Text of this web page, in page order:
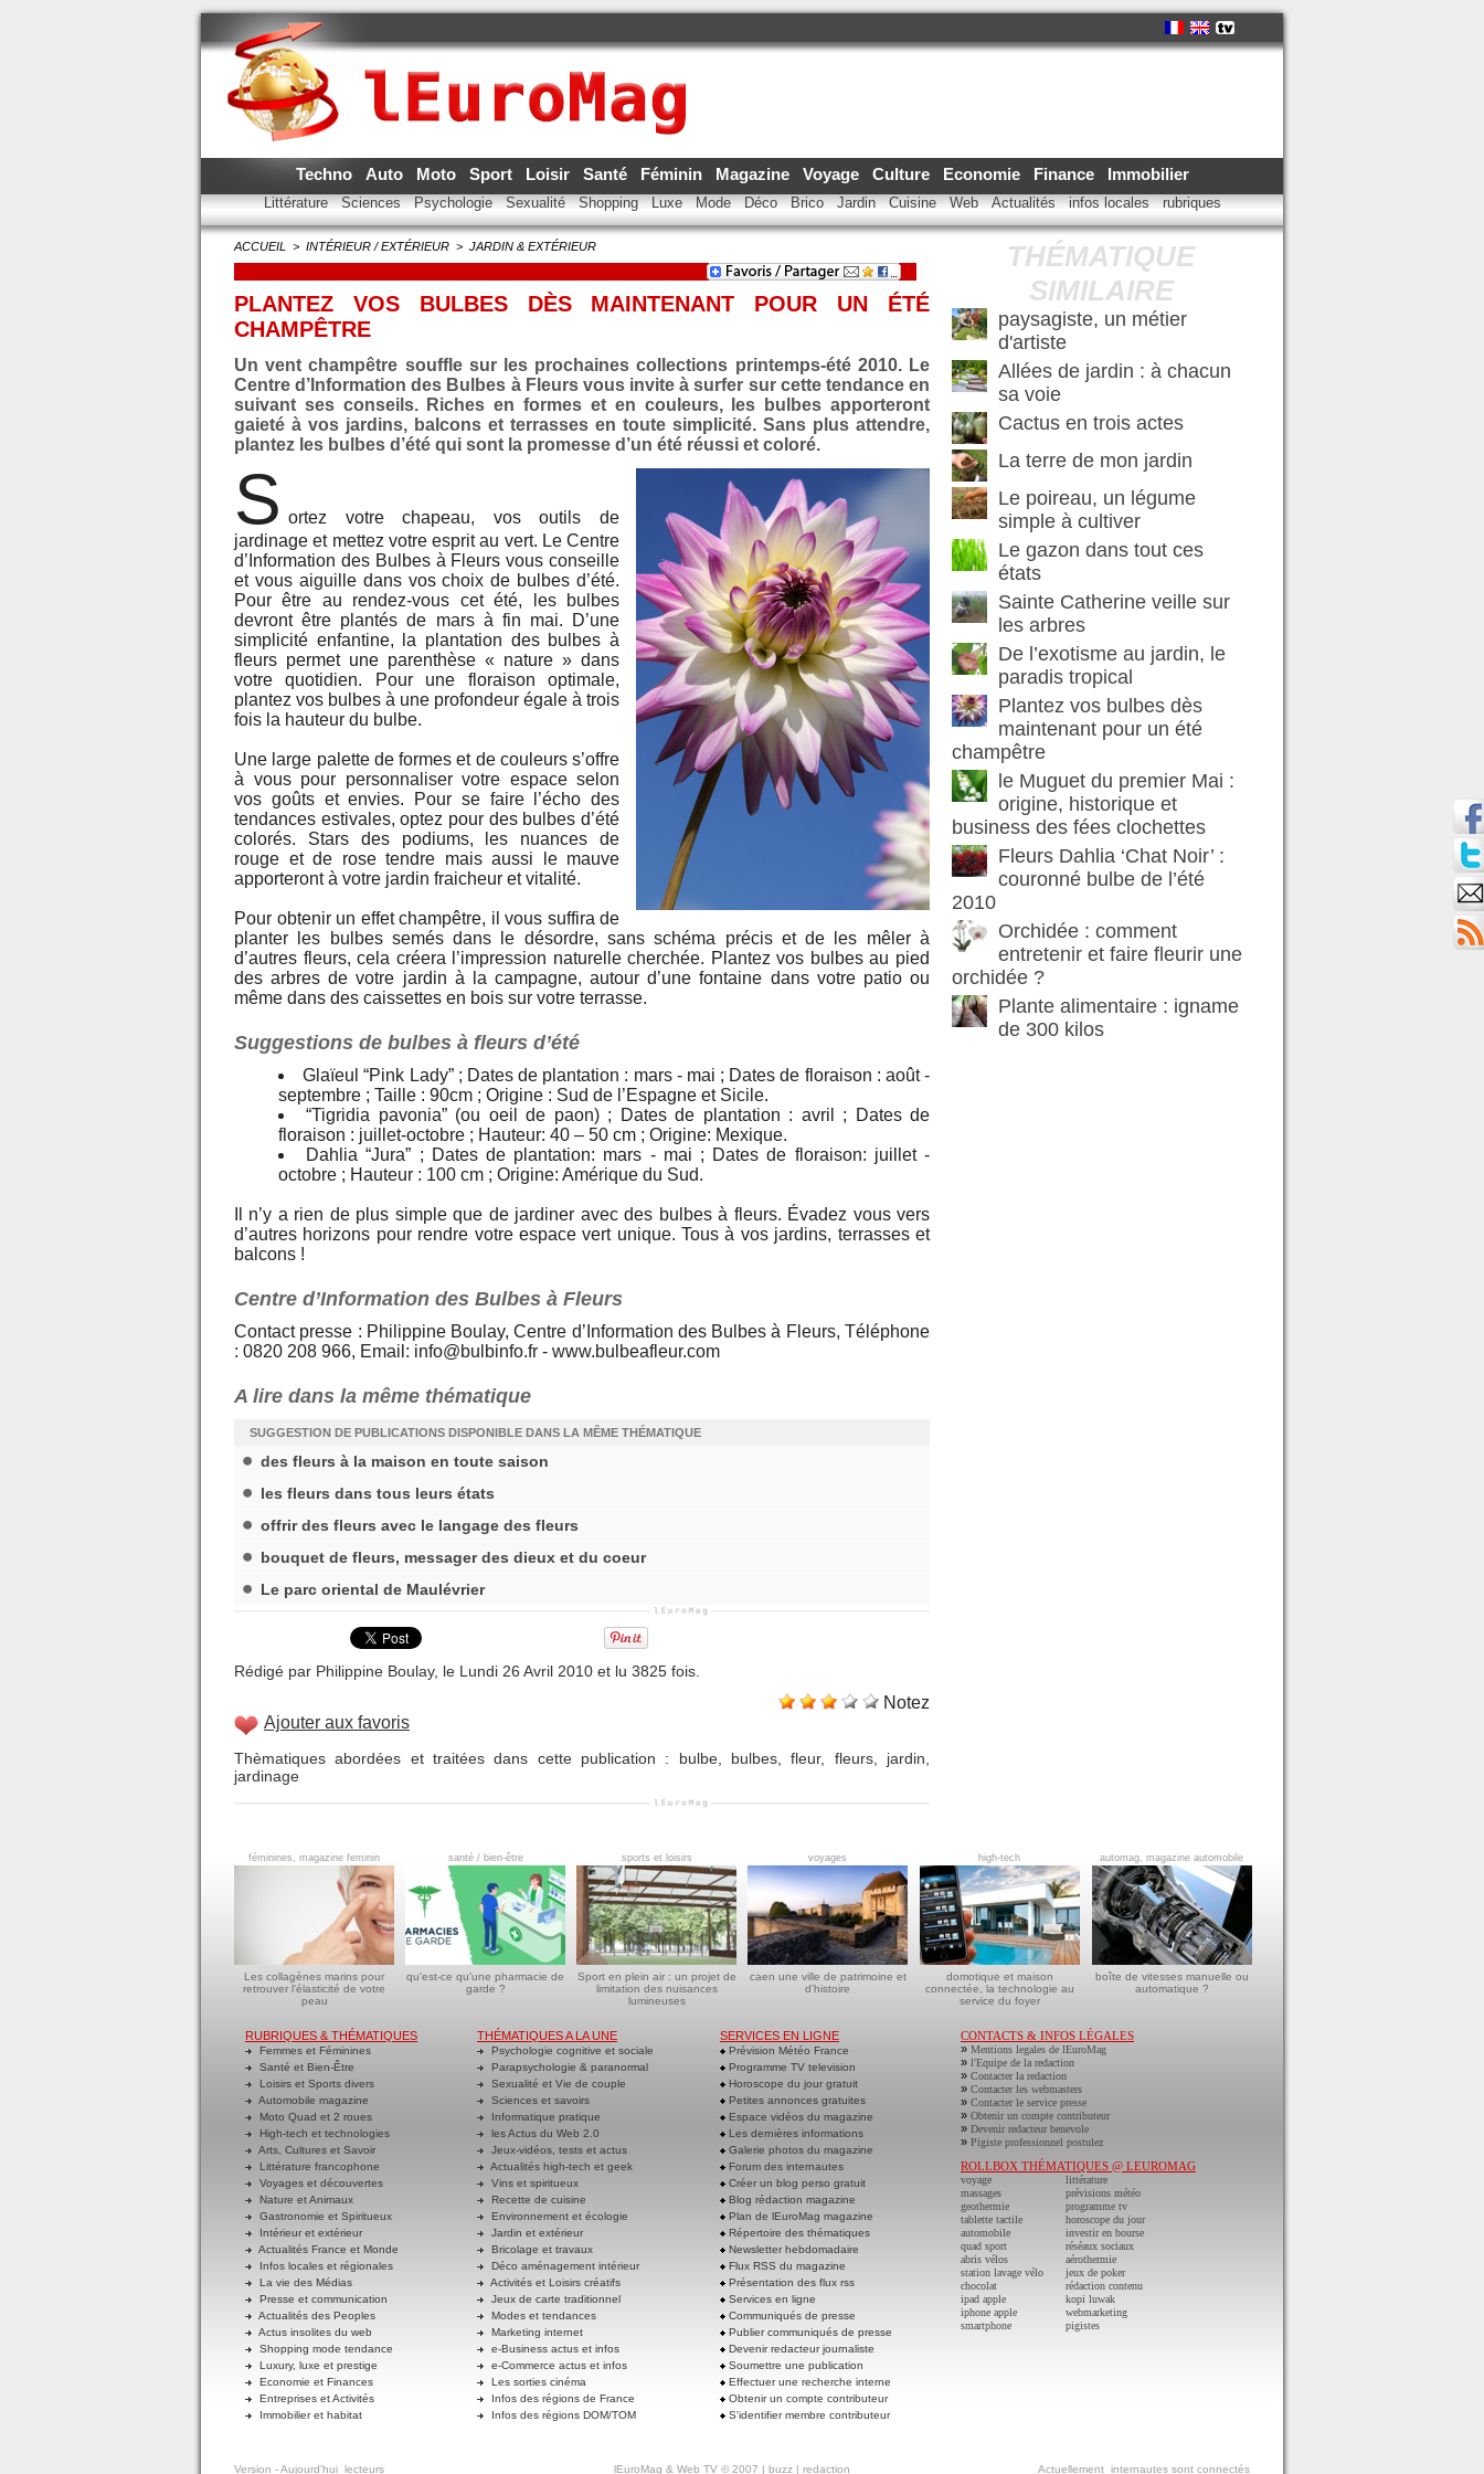
Techno Auto Moto Sport Loisir Santé Féminin Magazine Voyage Culture Economie Finance Immobilier
Littérature Sciences Psychologie Sexualité Shopping Luxe Mode Déco Brico Jardin Cuisine Web Actualités infos locales rubriques
ACCUEIL > INTÉRIEUR / EXTÉRIEUR > JARDIN & EXTÉRIEUR
PLANTEZ VOS BULBES DÈS MAINTENANT POUR UN ÉTÉ
CHAMPÊTRE
Un vent champêtre souffle sur les prochaines collections printemps-été 2010. Le
Centre d’Information des Bulbes à Fleurs vous invite à surfer sur cette tendance en
suivant ses conseils. Riches en formes et en couleurs, les bulbes apporteront
gaieté à vos jardins, balcons et terrasses en toute simplicité. Sans plus attendre,
plantez les bulbes d’été qui sont la promesse d’un été réussi et coloré.
S ortez votre chapeau, vos outils de
jardinage et mettez votre esprit au vert. Le Centre
d’Information des Bulbes à Fleurs vous conseille
et vous aiguille dans vos choix de bulbes d’été.
Pour être au rendez-vous cet été, les bulbes
devront être plantés de mars à fin mai. D’une
simplicité enfantine, la plantation des bulbes à
fleurs permet une parenthèse « nature » dans
votre quotidien. Pour une floraison optimale,
plantez vos bulbes à une profondeur égale à trois
fois la hauteur du bulbe.
Une large palette de formes et de couleurs s’offre
à vous pour personnaliser votre espace selon
vos goûts et envies. Pour se faire l’écho des
tendances estivales, optez pour des bulbes d’été
colorés. Stars des podiums, les nuances de
rouge et de rose tendre mais aussi le mauve
apporteront à votre jardin fraicheur et vitalité.
Pour obtenir un effet champêtre, il vous suffira de
planter les bulbes semés dans le désordre, sans schéma précis et de les mêler à
d’autres fleurs, cela créera l’impression naturelle cherchée. Plantez vos bulbes au pied
des arbres de votre jardin à la campagne, autour d’une fontaine dans votre patio ou
même dans des caissettes en bois sur votre terrasse.
Suggestions de bulbes à fleurs d’été
Glaïeul “Pink Lady” ; Dates de plantation : mars - mai ; Dates de floraison : août -
septembre ; Taille : 90cm ; Origine : Sud de l’Espagne et Sicile.
“Tigridia pavonia” (ou oeil de paon) ; Dates de plantation : avril ; Dates de
floraison : juillet-octobre ; Hauteur: 40 – 50 cm ; Origine: Mexique.
Dahlia “Jura” ; Dates de plantation: mars - mai ; Dates de floraison: juillet -
octobre ; Hauteur : 100 cm ; Origine: Amérique du Sud.
Il n’y a rien de plus simple que de jardiner avec des bulbes à fleurs. Évadez vous vers
d’autres horizons pour rendre votre espace vert unique. Tous à vos jardins, terrasses et
balcons !
Centre d’Information des Bulbes à Fleurs
Contact presse : Philippine Boulay, Centre d’Information des Bulbes à Fleurs, Téléphone
: 0820 208 966, Email: info@bulbinfo.fr - www.bulbeafleur.com
A lire dans la même thématique
SUGGESTION DE PUBLICATIONS DISPONIBLE DANS LA MÊME THÉMATIQUE
des fleurs à la maison en toute saison
les fleurs dans tous leurs états
offrir des fleurs avec le langage des fleurs
bouquet de fleurs, messager des dieux et du coeur
Le parc oriental de Maulévrier
Rédigé par Philippine Boulay, le Lundi 26 Avril 2010 et lu 3825 fois.
Notez
Ajouter aux favoris
Thèmatiques abordées et traitées dans cette publication : bulbe, bulbes ,fleur, fleurs, jardin
jardinage
THÉMATIQUE
SIMILAIRE
paysagiste, un métier
d'artiste
Allées de jardin : à chacun
sa voie
Cactus en trois actes
La terre de mon jardin
Le poireau, un légume
simple à cultiver
Le gazon dans tout ces
états
Sainte Catherine veille sur
les arbres
De l’exotisme au jardin, le
paradis tropical
Plantez vos bulbes dès
maintenant pour un été
champêtre
le Muguet du premier Mai :
origine, historique et
business des fées clochettes
Fleurs Dahlia ‘Chat Noir’ :
couronné bulbe de l’été
2010
Orchidée : comment
entretenir et faire fleurir une
orchidée ?
Plante alimentaire : igname
de 300 kilos
féminines, magazine feminin
Les collagènes marins pour
retrouver l'élasticité de votre
peau
santé / bien-être
qu'est-ce qu'une pharmacie de
garde ?
sports et loisirs
Sport en plein air : un projet de
limitation des nuisances
lumineuses
voyages
caen une ville de patrimoine et
d'histoire
high-tech
domotique et maison
connectée, la technologie au
service du foyer
automag, magazine automobile
boîte de vitesses manuelle ou
automatique ?
RUBRIQUES & THÉMATIQUES
Femmes et Féminines
Santé et Bien-Être
Loisirs et Sports divers
Automobile magazine
Moto Quad et 2 roues
High-tech et technologies
Arts, Cultures et Savoir
Littérature francophone
Voyages et découvertes
Nature et Animaux
Gastronomie et Spiritueux
Intérieur et extérieur
Actualités France et Monde
Infos locales et régionales
La vie des Médias
Presse et communication
Actualités des Peoples
Actus insolites du web
Shopping mode tendance
Luxury, luxe et prestige
Economie et Finances
Entreprises et Activités
Immobilier et habitat
THÉMATIQUES A LA UNE
Psychologie cognitive et sociale
Parapsychologie & paranormal
Sexualité et Vie de couple
Sciences et savoirs
Informatique pratique
les Actus du Web 2.0
Jeux-vidéos, tests et actus
Actualités high-tech et geek
Vins et spiritueux
Recette de cuisine
Environnement et écologie
Jardin et extérieur
Bricolage et travaux
Déco aménagement intérieur
Activités et Loisirs créatifs
Jeux de carte traditionnel
Modes et tendances
Marketing internet
e-Business actus et infos
e-Commerce actus et infos
Les sorties cinéma
Infos des régions de France
Infos des régions DOM/TOM
SERVICES EN LIGNE
Prévision Météo France
Programme TV television
Horoscope du jour gratuit
Petites annonces gratuites
Espace vidéos du magazine
Les dernières informations
Galerie photos du magazine
Forum des internautes
Créer un blog perso gratuit
Blog rédaction magazine
Plan de lEuroMag magazine
Répertoire des thématiques
Newsletter hebdomadaire
Flux RSS du magazine
Présentation des flux rss
Services en ligne
Communiqués de presse
Publier communiqués de presse
Devenir redacteur journaliste
Soumettre une publication
Effectuer une recherche interne
Obtenir un compte contributeur
S'identifier membre contributeur
CONTACTS & INFOS LÉGALES
» Mentions legales de lEuroMag
» l'Equipe de la redaction
» Contacter la redaction
» Contacter les webmasters
» Contacter le service presse
» Obtenir un compte contributeur
» Devenir redacteur benevole
» Pigiste professionnel postulez
ROLLBOX THÉMATIQUES @ LEUROMAG
voyage
massages
geothermie
tablette tactile
automobile
quad sport
abris vélos
station lavage vélo
chocolat
ipad apple
iphone apple
smartphone
littérature
prévisions météo
programme tv
horoscope du jour
investir en bourse
réséaux sociaux
aérothermie
jeux de poker
rédaction contenu
kopi luwak
webmarketing
pigistes
Version - Aujourd'hui lecteurs lEuroMag & Web TV © 2007 | buzz | redaction Actuellement internautes sont connectés